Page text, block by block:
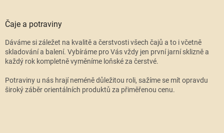
Čaje a potraviny
Dáváme si záležet na kvalitě a čerstvosti všech čajů a to i včetně
skladování a balení. Vybíráme pro Vás vždy jen první jarní sklizně a
každý rok kompletně vyměníme loňské za čerstvé.
Potraviny u nás hrají neméně důležitou roli, sažíme se mít opravdu
široký záběr orientálních produktů za přiměřenou cenu.